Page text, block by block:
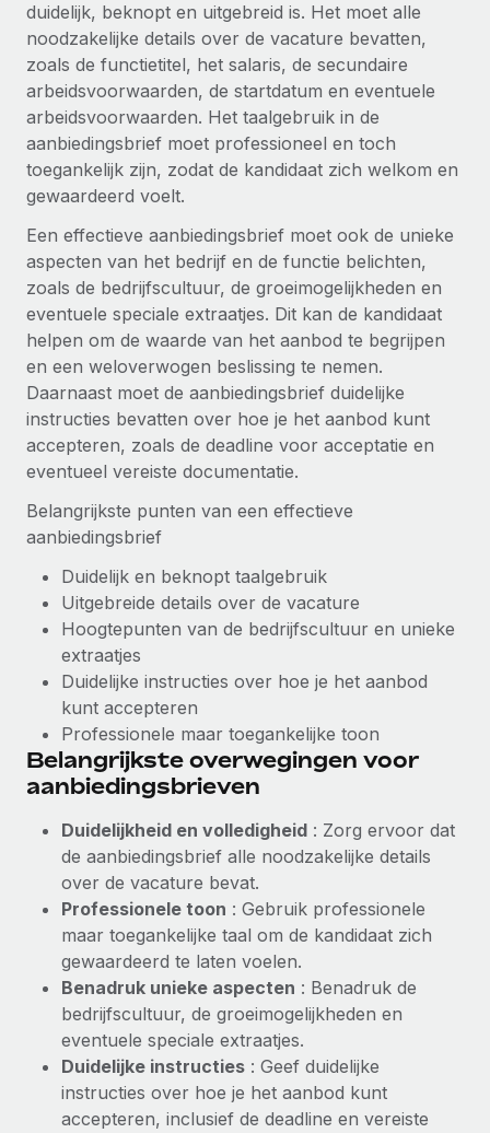
Secundaire arbeidsvoorwaarden
Eenvoudig secundaire arbeidsvoorwaarden
beheren
BLOG
Productupdates van Remote: Gusto- en Xero-
integraties en Contractor Management Plus
Het blijft de missie van Remote om alle soorten bedrijven
te helpen bij het aannemen, beheren en...
Hoe Phiture 55 werknemers in 19 landen
beheert met Remote
Phiture, een toonaangevende leider in de wereldwijde
mobiele groeiadviessector, zet zich sinds 2016...
Meer informatie
duidelijk, beknopt en uitgebreid is. Het moet alle
noodzakelijke details over de vacature bevatten,
zoals de functietitel, het salaris, de secundaire
arbeidsvoorwaarden, de startdatum en eventuele
arbeidsvoorwaarden. Het taalgebruik in de
aanbiedingsbrief moet professioneel en toch
toegankelijk zijn, zodat de kandidaat zich welkom en
gewaardeerd voelt.
Een effectieve aanbiedingsbrief moet ook de unieke
aspecten van het bedrijf en de functie belichten,
zoals de bedrijfscultuur, de groeimogelijkheden en
eventuele speciale extraatjes. Dit kan de kandidaat
helpen om de waarde van het aanbod te begrijpen
en een weloverwogen beslissing te nemen.
Daarnaast moet de aanbiedingsbrief duidelijke
instructies bevatten over hoe je het aanbod kunt
accepteren, zoals de deadline voor acceptatie en
eventueel vereiste documentatie.
Belangrijkste punten van een effectieve
aanbiedingsbrief
Duidelijk en beknopt taalgebruik
Uitgebreide details over de vacature
Hoogtepunten van de bedrijfscultuur en unieke
extraatjes
Duidelijke instructies over hoe je het aanbod
kunt accepteren
Professionele maar toegankelijke toon
Belangrijkste overwegingen voor
aanbiedingsbrieven
Duidelijkheid en volledigheid : Zorg ervoor dat
de aanbiedingsbrief alle noodzakelijke details
over de vacature bevat.
Professionele toon : Gebruik professionele
maar toegankelijke taal om de kandidaat zich
gewaardeerd te laten voelen.
Benadruk unieke aspecten : Benadruk de
bedrijfscultuur, de groeimogelijkheden en
eventuele speciale extraatjes.
Duidelijke instructies : Geef duidelijke
instructies over hoe je het aanbod kunt
accepteren, inclusief de deadline en vereiste